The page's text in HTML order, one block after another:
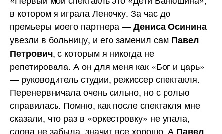
в котором я играла Леночку. За час до
премьеры моего партнера —Дениса Осинина
увезли в больницу, и его заменил сам Павел
Петрович, с которым я никогда не
репетировала. А он для меня как «Бог и царь»
— руководитель студии, режиссер спектакля.
Перенервничала очень сильно, но с ролью
справилась. Помню, как после спектакля мне
сказали, что раз в «оркестровку» не упала,
слова не забыла, значит все хорошо. А Павел